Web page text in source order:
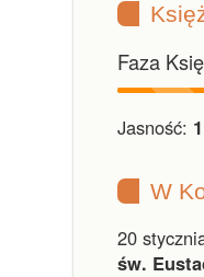
Faza
Jasność:
W
20
św.